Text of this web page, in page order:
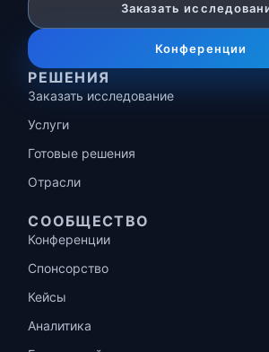
Заказать
Конференции
РЕШЕНИЯ
Заказать исследование
Услуги
Готовые решения
Отрасли
СООБЩЕСТВО
Конференции
Спонсорство
Кейсы
Аналитика